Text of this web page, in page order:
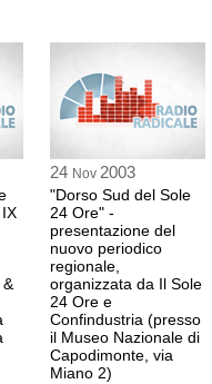
di 3 ore e 16 minuti.
&
24 Nov 2003
"Dorso Sud del Sole
24 Ore" -
presentazione del
nuovo periodico
regionale,
organizzata da Il Sole
24 Ore e
Confindustria (presso
il Museo Nazionale di
Capodimonte, via
Miano 2)